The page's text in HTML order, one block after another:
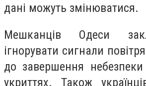
дані можуть змінюватися.
Мешканців Одеси
ігнорувати сигнали
до завершення
укриттях. Також